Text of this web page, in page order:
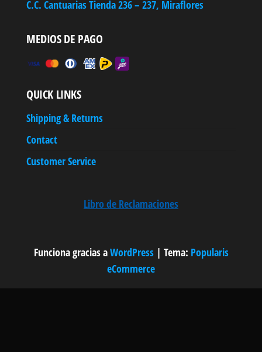
C.C. Cantuarias Tienda 236 – 237, Miraflores
MEDIOS DE PAGO
QUICK LINKS
Shipping & Returns
Contact
Customer Service
Libro de Reclamaciones
Funciona gracias aWordPress | Tema: Popularis
eCommerce